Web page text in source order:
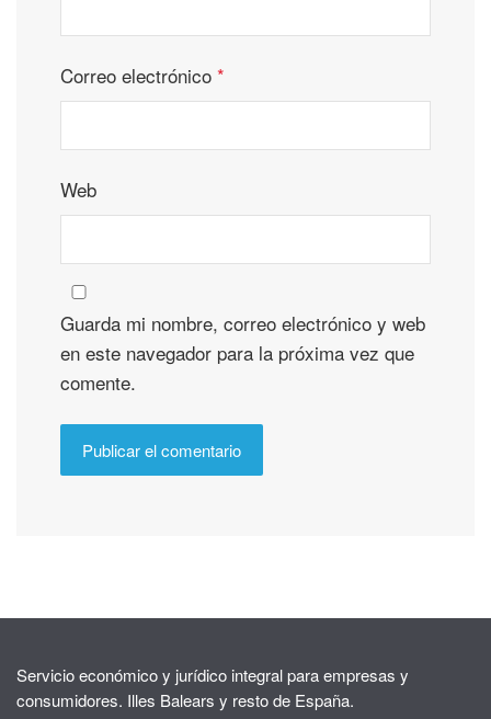
Correo electrónico *
Web
Guarda mi nombre, correo electrónico y web
en este navegador para la próxima vez que
comente.
Servicio económico y jurídico integral para empresas y
consumidores. Illes Balears y resto de España.